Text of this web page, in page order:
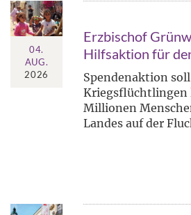
04.
AUG.
2026
Erzbischof
Hilfsaktion für
Spendenaktion
Kriegsflüchtlingen
Millionen
Landes auf der